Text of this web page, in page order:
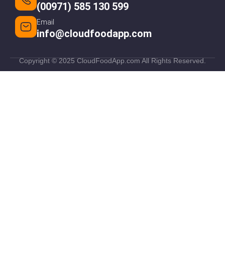
(00971) 585 130 599
Email
info@cloudfoodapp.com
Copyright © 2025 CloudFoodApp.com All Rights Reserved.